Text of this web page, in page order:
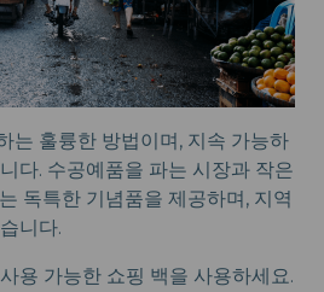
는 훌륭한 방법이며, 지속 가능하
다. 수공예품을 파는 시장과 작은
독특한 기념품을 제공하며, 지역
니다.
용 가능한 쇼핑 백을 사용하세요.